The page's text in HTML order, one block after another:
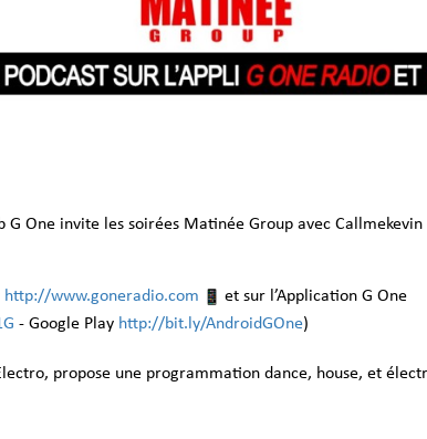
G One invite les soirées Matinée Group avec
http://www.goneradio.com
et sur l’Application G One
- Google Play http://bit.ly/AndroidGOne)
propose une programmation dance, house, et